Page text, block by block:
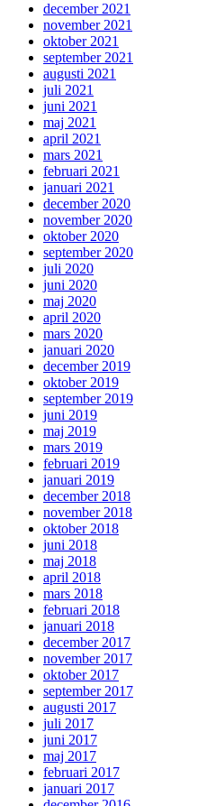
december 2021
november 2021
oktober 2021
september 2021
augusti 2021
juli 2021
juni 2021
maj 2021
april 2021
mars 2021
februari 2021
januari 2021
december 2020
november 2020
oktober 2020
september 2020
juli 2020
juni 2020
maj 2020
april 2020
mars 2020
januari 2020
december 2019
oktober 2019
september 2019
juni 2019
maj 2019
mars 2019
februari 2019
januari 2019
december 2018
november 2018
oktober 2018
juni 2018
maj 2018
april 2018
mars 2018
februari 2018
januari 2018
december 2017
november 2017
oktober 2017
september 2017
augusti 2017
juli 2017
juni 2017
maj 2017
februari 2017
januari 2017